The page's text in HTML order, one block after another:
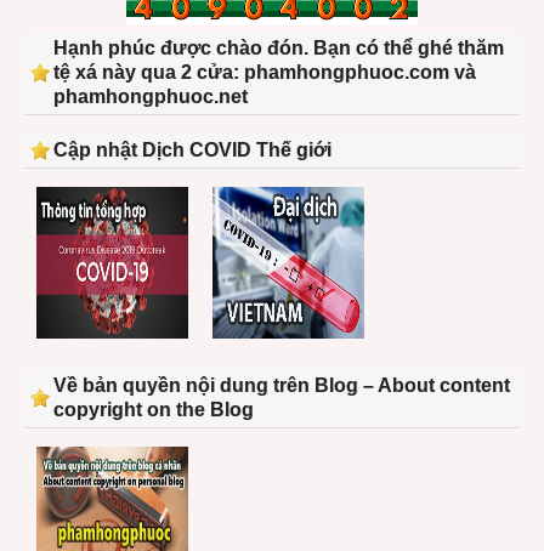
Hạnh phúc được chào đón. Bạn có thể ghé thăm
tệ xá này qua 2 cửa: phamhongphuoc.com và
phamhongphuoc.net
Cập nhật Dịch COVID Thế giới
Về bản quyền nội dung trên Blog – About content
copyright on the Blog